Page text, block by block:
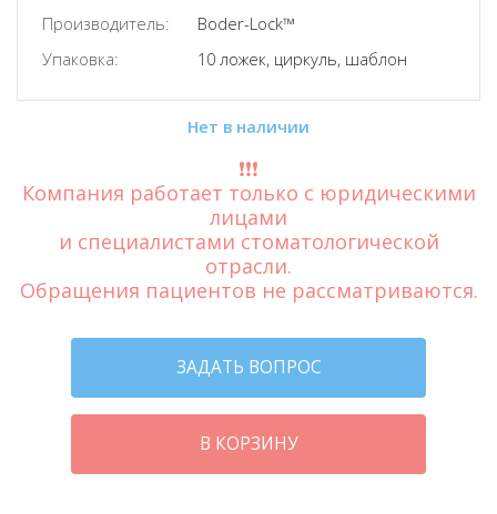
Производитель:
Boder-Lock™
Упаковка:
10 ложек, циркуль, шаблон
Нет в наличии
❗️❗️❗️
Компания работает только с юридическими
лицами
и специалистами стоматологической
отрасли.
Обращения пациентов не рассматриваются.
ЗАДАТЬ ВОПРОС
В КОРЗИНУ